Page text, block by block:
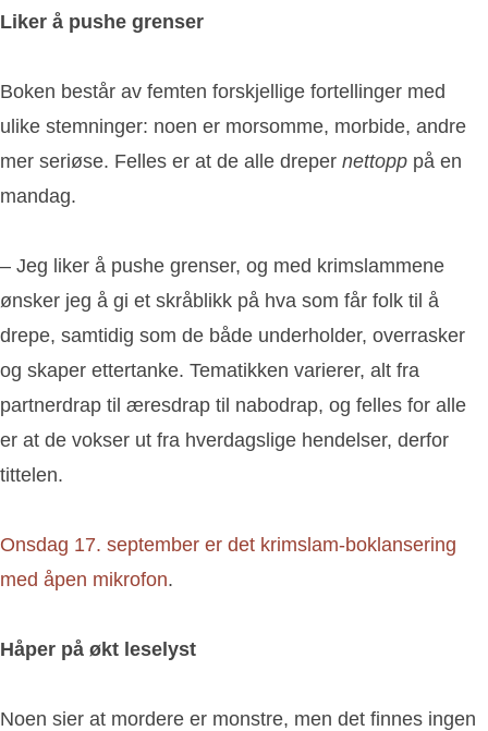
Liker å pushe grenser
Boken består av femten forskjellige fortellinger med
ulike stemninger: noen er morsomme, morbide, andre
mer seriøse. Felles er at de alle dreper nettopp på en
mandag.
– Jeg liker å pushe grenser, og med krimslammene
ønsker jeg å gi et skråblikk på hva som får folk til å
drepe, samtidig som de både underholder, overrasker
og skaper ettertanke. Tematikken varierer, alt fra
partnerdrap til æresdrap til nabodrap, og felles for alle
er at de vokser ut fra hverdagslige hendelser, derfor
tittelen.
Onsdag 17. september er det krimslam-boklansering
med åpen mikrofon.
Håper på økt leselyst
Noen sier at mordere er monstre, men det finnes ingen